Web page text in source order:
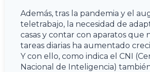
Además, tras la pandemia y el
teletrabajo, la necesidad de
casas y contar con aparatos que
tareas diarias ha aumentado
Y con ello, como indica el CNI
Nacional de Inteligencia)